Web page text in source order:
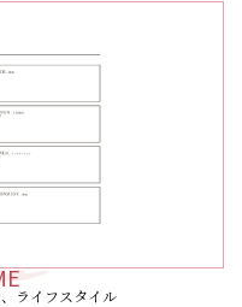
ライフスタイル